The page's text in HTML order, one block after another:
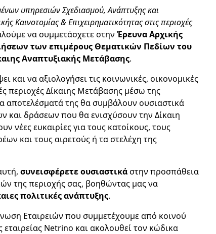
υπηρεσιών Σχεδιασμού, Ανάπτυξης και
Καινοτομίας & Επιχειρηματικότητας στις περιοχές
να συμμετάσχετε στην Έρευνα Αρχικής
των επιμέρους Θεματικών Πεδίων του
Αναπτυξιακής Μετάβασης.
και να αξιολογήσει τις κοινωνικές, οικονομικές
περιοχές Δίκαιης Μετάβασης μέσω της
αποτελέσματά της θα συμβάλουν ουσιαστικά
δράσεων που θα ενισχύσουν την Δίκαιη
νέες ευκαιρίες για τους κατοίκους, τους
και τους αιρετούς ή τα στελέχη της
συνεισφέρετε ουσιαστικάστην προσπάθεια
της περιοχής σας, βοηθώντας μας να
πολιτικές ανάπτυξης.
Εταιρειών που συμμετέχουμε από κοινού
εταιρείας Netrino και ακολουθεί τον κώδικα